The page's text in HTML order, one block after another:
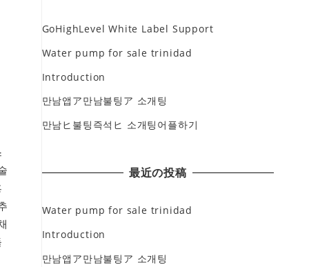
GoHighLevel White Label Support
Water pump for sale trinidad
Introduction
만남앱ア만남불팅ア 소개팅
만남ヒ불팅즉석ヒ 소개팅어플하기
最近の投稿
Water pump for sale trinidad
Introduction
만남앱ア만남불팅ア 소개팅